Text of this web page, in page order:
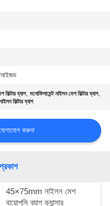
ফিল্টার ব্যাগ,মনোফিলামেন্ট নাইলন মেশ ফিল্টার ব্যাগ,
ফিল্টার ব্যাগ
করুন!
45×75mm নাইলন মেশ
বায়োপসি ব্যাগ ক্যান্সার